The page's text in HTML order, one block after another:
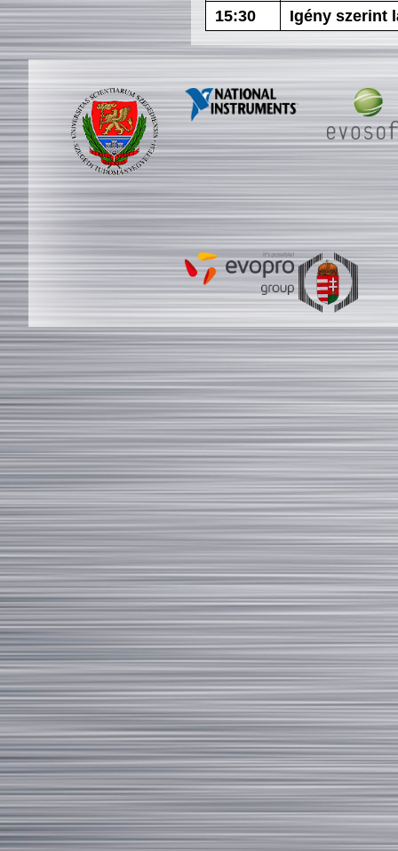
15:30
Igény szerint